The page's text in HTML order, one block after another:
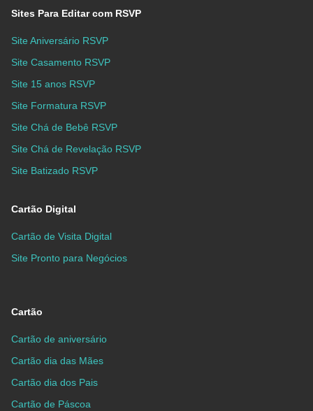
Sites Para Editar com RSVP
Site Aniversário RSVP
Site Casamento RSVP
Site 15 anos RSVP
Site Formatura RSVP
Site Chá de Bebê RSVP
Site Chá de Revelação RSVP
Site Batizado RSVP
Cartão Digital
Cartão de Visita Digital
Site Pronto para Negócios
Cartão
Cartão de aniversário
Cartão dia das Mães
Cartão dia dos Pais
Cartão de Páscoa